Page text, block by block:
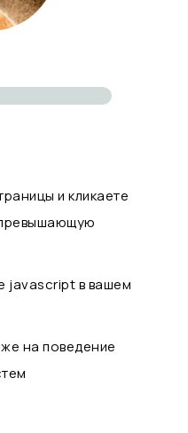
и кликаете
javascript в вашем
на поведение